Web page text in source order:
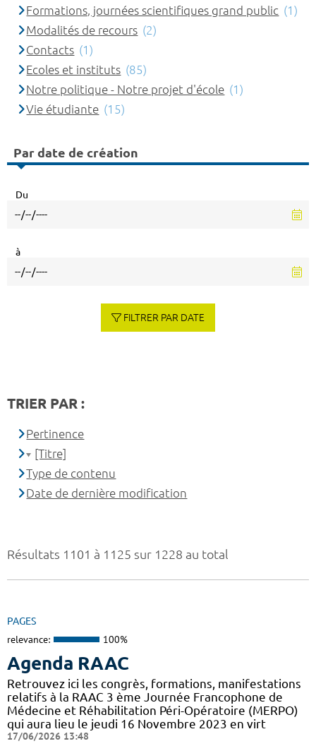
Résultats 1101 à 1125 sur 1228 au total
PAGES
relevance: 100%
Agenda RAAC
Retrouvez ici les congrès, formations, manifestations
relatifs à la RAAC 3 ème Journée Francophone de
Médecine et Réhabilitation Péri-Opératoire (MERPO)
qui aura lieu le jeudi 16 Novembre 2023 en virt
17/06/2026 13:48
Formations, journées scientifiques grand public (1)
Modalités de recours (2)
Contacts (1)
Ecoles et instituts (85)
Notre politique - Notre projet d'école (1)
Vie étudiante (15)
Par date de création
Du
à
FILTRER PAR DATE
TRIER PAR :
Pertinence
[Titre]
Type de contenu
Date de dernière modification